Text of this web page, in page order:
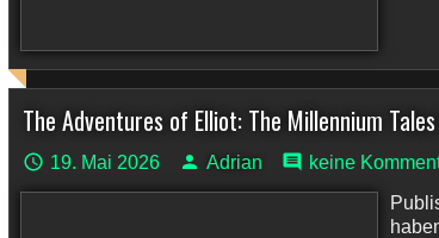
The Adventures of Elliot: The Millennium
19. Mai 2026 Adrian
keine